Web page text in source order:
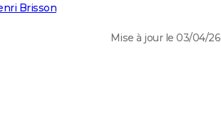
Brisson
Mise à jour le 03/04/26